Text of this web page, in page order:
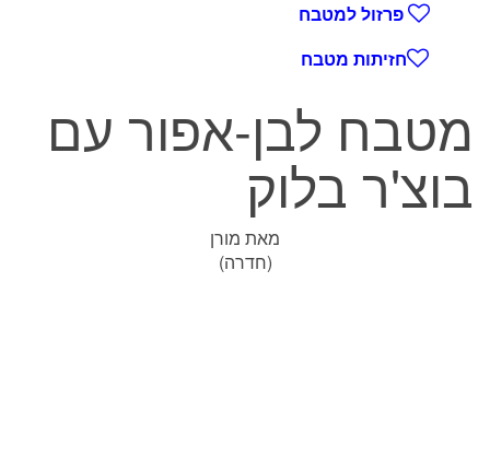
פרזול למטבח
חזיתות מטבח
מטבח לבן-אפור עם
בוצ'ר בלוק
מאת מורן
(חדרה)